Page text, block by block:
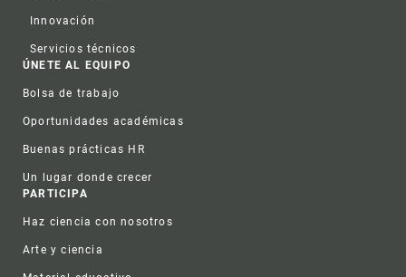
Innovación
Servicios técnicos
ÚNETE AL EQUIPO
Bolsa de trabajo
Oportunidades académicas
Buenas prácticas HR
Un lugar donde crecer
PARTICIPA
Haz ciencia con nosotros
Arte y ciencia